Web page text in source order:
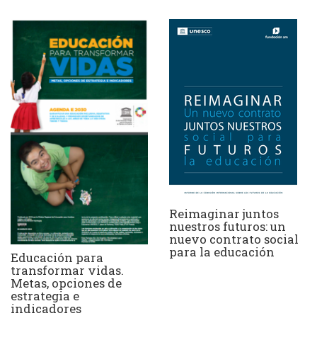
Educación para
transformar vidas.
Metas, opciones de
estrategia e
indicadores
Reimaginar juntos
nuestros futuros: un
nuevo contrato social
para la educación